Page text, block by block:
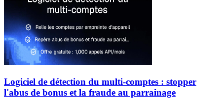
Logiciel de détection du multi-comptes : stopper
l'abus de bonus et la fraude au parrainage